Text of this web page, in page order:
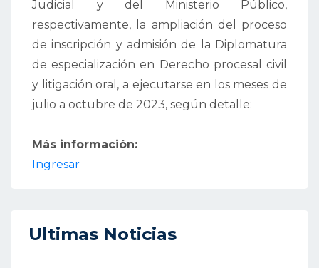
Judicial y del Ministerio Público,
respectivamente, la ampliación del proceso
de inscripción y admisión de la Diplomatura
de especialización en Derecho procesal civil
y litigación oral, a ejecutarse en los meses de
julio a octubre de 2023, según detalle:
Más información:
Ingresar
Ultimas Noticias